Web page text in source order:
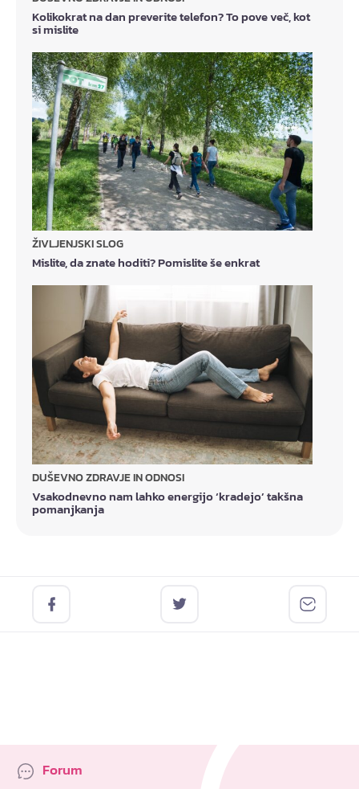
Kolikokrat na dan preverite telefon? To pove več, kot
si mislite
ŽIVLJENJSKI SLOG
Mislite, da znate hoditi? Pomislite še enkrat
DUŠEVNO ZDRAVJE IN ODNOSI
Vsakodnevno nam lahko energijo ‘kradejo’ takšna
pomanjkanja
Forum